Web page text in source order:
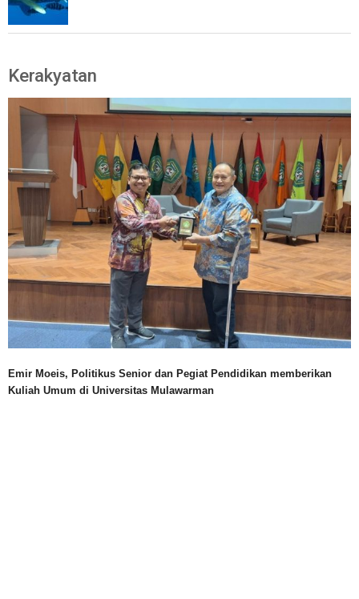
Kerakyatan
Emir Moeis, Politikus Senior dan Pegiat Pendidikan memberikan
Kuliah Umum di Universitas Mulawarman